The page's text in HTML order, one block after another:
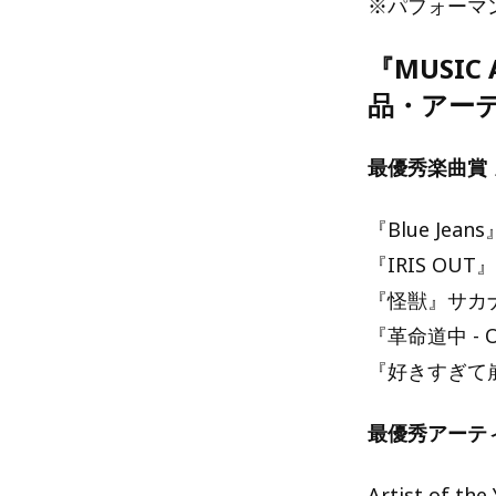
『
品・アー
最優秀楽曲賞
『Blue
『IRIS OUT
『怪獣』サ
『革命道中
『好きすぎ
最優秀アーテ